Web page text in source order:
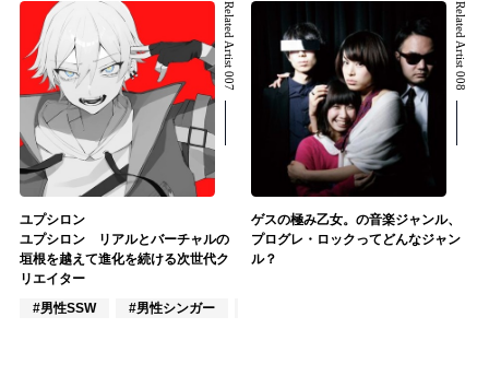
Related Artist 007
ユプシロン
ユプシロン リアルとバーチャルの
垣根を越えて進化を続ける次世代ク
リエイター
#男性SSW
#男性シンガー
Related Artist 008
ゲスの極み乙女。の音楽ジャンル、
プログレ・ロックってどんなジャン
ル？